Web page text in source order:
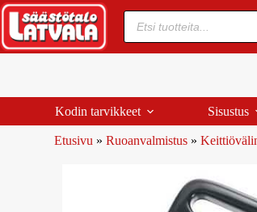
Kodin tarvikkeet Sisustus
Etusivu » Ruoanvalmistus »